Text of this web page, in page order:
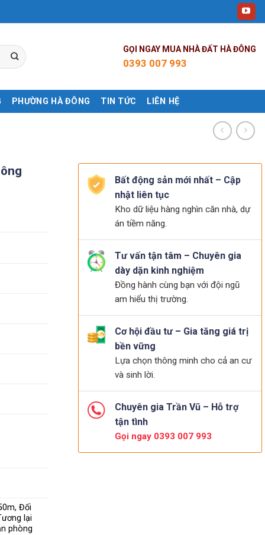
GỌI NGAY MUA NHÀ ĐẤT HÀ ĐÔNG
0393 007 993
PHƯỜNG HÀ ĐÔNG TIN TỨC LIÊN HỆ
Đối
lại
phòng
Bất động sản mới nhất – Cập
nhật liên tục
Kho dữ liệu hàng nghìn căn nhà, dự
án tiềm năng.
Tư vấn tận tâm – Chuyên gia
dày dặn kinh nghiệm
Đồng hành cùng bạn với đội ngũ
am hiểu thị trường.
Cơ hội đầu tư – Gia tăng giá trị
bền vững
Lựa chọn thông minh cho cả an cư
và sinh lời.
Chuyên gia Trần Vũ – Hỗ trợ
tận tình
Gọi ngay 0393 007 993